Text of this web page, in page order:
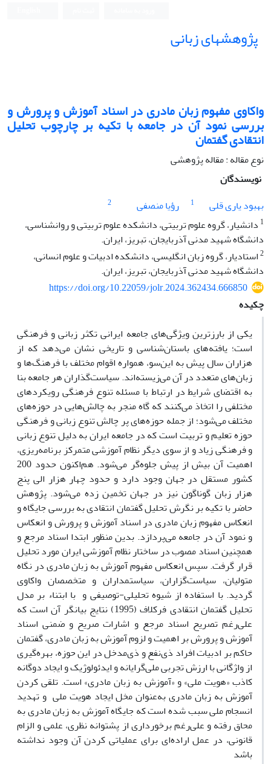
پژوهشهای زبانی
واکاوی مفهوم زبان مادری در اسناد آموزش و پرورش و
بررسی نمود آن در جامعه با تکیه بر چارچوب تحلیل
انتقادی گفتمان
نوع مقاله : مقاله پژوهشی
نویسندگان
بهبود یاری قلی
1 رؤیا منصفی
2
1 دانشیار، گروه علوم تربیتی، دانشکده علوم تربیتی و روانشناسی،
دانشگاه شهید مدنی آذربایجان، تبریز، ایران.
2استادیار، گروه زبان انگلیسی، دانشکده ادبیات و علوم انسانی،
دانشگاه شهید مدنی آذربایجان، تبریز، ایران.
https://doi.org/10.22059/jolr.2024.362434.666850
چکیده
یکی از بارزترین ویژگی‌های جامعه ایرانی تکثر زبانی و فرهنگی
است؛ یافته‌های باستان‌شناسی و تاریخی نشان می‌دهد که از
هزاران سال پیش به این‌سو، همواره اقوام مختلف با فرهنگ‌ها و
زبان‌های متعدد در آن می‌زیسته‌اند. سیاست‌گذاران هر جامعه بنا
به اقتضای شرایط در ارتباط با مسئله تنوع فرهنگی رویکردهای
مختلفی را اتخاذ می‌کنند که گاه منجر به چالش‌هایی در حوزه‌های
مختلف می‌شود؛ از جمله حوزه‌های پر چالش تنوع زبانی و فرهنگی
حوزه تعلیم و تربیت است که در جامعه ایران به دلیل تنوع زبانی
و فرهنگی زیاد و از سوی دیگر نظام آموزشی متمرکز برنامه‌ریزی،
اهمیت آن بیش از پیش جلوه‌گر می‌شود. هم‌اکنون حدود 200
کشور مستقل در جهان وجود دارد و حدود چهار هزار الی پنج
هزار زبان گوناگون نیز در جهان تخمین زده می‌شود. پژوهش
حاضر با تکیه بر نگرش تحلیل گفتمان انتقادی به بررسی جایگاه و
انعکاس مفهوم زبان مادری در اسناد آموزش و پرورش و انعکاس
و نمود آن در جامعه می‌پردازد. بدین منظور ابتدا اسناد مرجع و
همچنین اسناد مصوب در ساختار نظام آموزشی ایران مورد تحلیل
قرار گرفت. سپس انعکاس مفهوم آموزش به زبان مادری در نگاه
متولیان، سیاست‌گزاران، سیاستمداران و متخصصان واکاوی
گردید. با استفاده از شیوه تحلیلی-توصیفی و با ابتناء بر مدل
تحلیل گفتمان انتقادی فرکلاف (1995) نتایج بیانگر آن است که
علی‌رغم تصریح اسناد مرجع و اشارات صریح و ضمنی اسناد
آموزش و پرورش بر اهمیت و لزوم آموزش به زبان مادری، گفتمان
حاکم بر ادبیات افراد ذی‌نفع و ذی‌مدخل در این حوزه، بهره‌گیری
از واژگانی با ارزش تجربی ملی‌گرایانه و ایدئولوژیک و ایجاد دوگانه
کاذب «هویت ملی» و «آموزش به زبان مادری» است. تلقی کردن
آموزش به زبان مادری به‌عنوان مخل ایجاد هویت ملی و تهدید
انسجام ملی سبب شده است که جایگاه آموزش به زبان مادری به
محاق رفته و علی‌رغم برخورداری از پشتوانه نظری، علمی و الزام
قانونی، در عمل اراده‌ای برای عملیاتی کردن آن وجود نداشته
باشد